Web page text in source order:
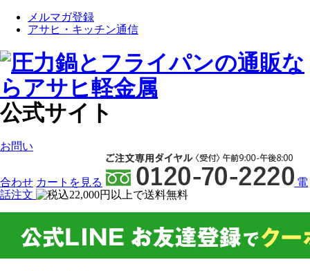
メルマガ登録
アサヒ・キッチン通信
公式サイト
お問い
合わせ カート を見る
電
話注文